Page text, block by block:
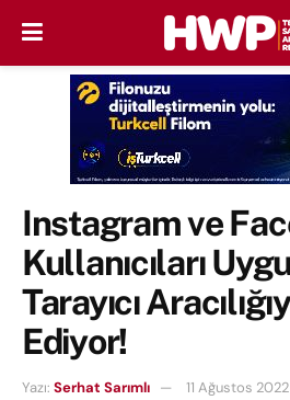
Instagram ve
Kullanıcıları
Tarayıcı
Ediyor!
Yazı: Serhat Sarımlı
11 Ağustos 2022